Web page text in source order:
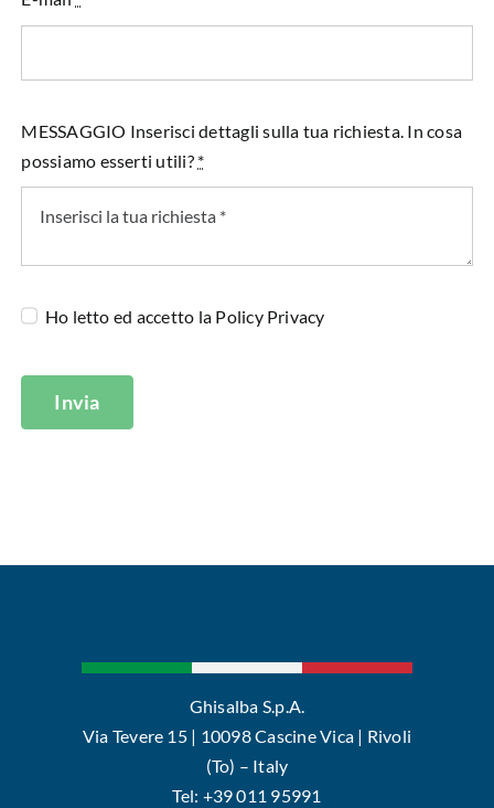
MESSAGGIO Inserisci dettagli sulla tua richiesta. In cosa
possiamo esserti utili? *
Ho letto ed accetto la Policy Privacy
Invia
Ghisalba S.p.A.
Via Tevere 15 | 10098 Cascine Vica | Rivoli
(To) – Italy
Tel: +39 011 95991